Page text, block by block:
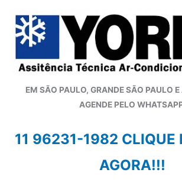
para
conteúdo
EM SÃO PAULO, GRANDE SÃO PAULO
AGENDE PELO
11 96231-1982 CLIQUE
AGORA!!!